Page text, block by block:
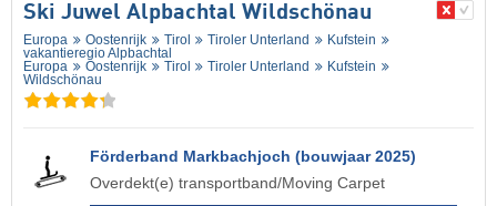
Ski Juwel Alpbachtal Wildschönau
Europa Oostenrijk Tirol Tiroler Unterland
Kufstein
vakantieregio Alpbachtal
Europa
Oostenrijk Tirol Tiroler Unterland
Kufstein
Wildschönau
Förderband Markbachjoch (bouwjaar 2025)
Overdekt(e) transportband/Moving Carpet